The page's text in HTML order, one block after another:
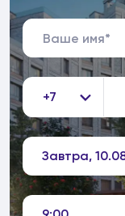
+7
Завтра,